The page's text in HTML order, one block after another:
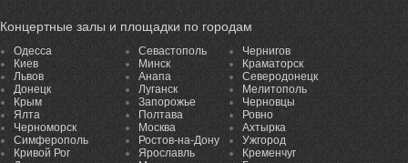
Концертные залы и площадки по городам
Одесса
Киев
Львов
Донецк
Крым
Ялта
Черноморск
Симферополь
Кривой Рог
Севастополь
Минск
Анапа
Луганск
Запорожье
Полтава
Москва
Ростов-на-Дону
Ярославль
Чернигов
Краматорск
Северодонецк
Мелитополь
Черновцы
Ровно
Ахтырка
Ужгород
Кременчуг